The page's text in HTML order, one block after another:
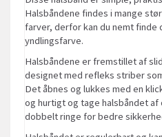
Halsbåndene findes i mange
farver, derfor kan du nemt finde
yndlingsfarve.
Halsbåndene er fremstillet af
designet med refleks striber
Det åbnes og lukkes med en
og hurtigt og tage halsbåndet af
dobbelt ringe for bedre